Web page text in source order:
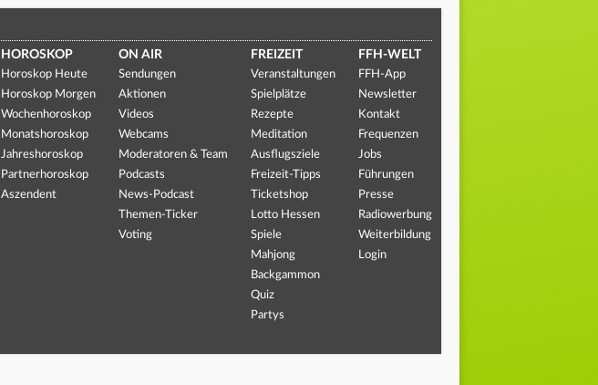
HOROSKOP
Horoskop Heute
Horoskop Morgen
Wochenhoroskop
Monatshoroskop
Jahreshoroskop
Partnerhoroskop
Aszendent
ON AIR
Sendungen
Aktionen
Videos
Webcams
Moderatoren & Team
Podcasts
News-Podcast
Themen-Ticker
Voting
FREIZEIT
Veranstaltungen
Spielplätze
Rezepte
Meditation
Ausflugsziele
Freizeit-Tipps
Ticketshop
Lotto Hessen
Spiele
Mahjong
Backgammon
Quiz
Partys
FFH-WELT
FFH-App
Newsletter
Kontakt
Frequenzen
Jobs
Führungen
Presse
Radiowerbung
Weiterbildung
Login